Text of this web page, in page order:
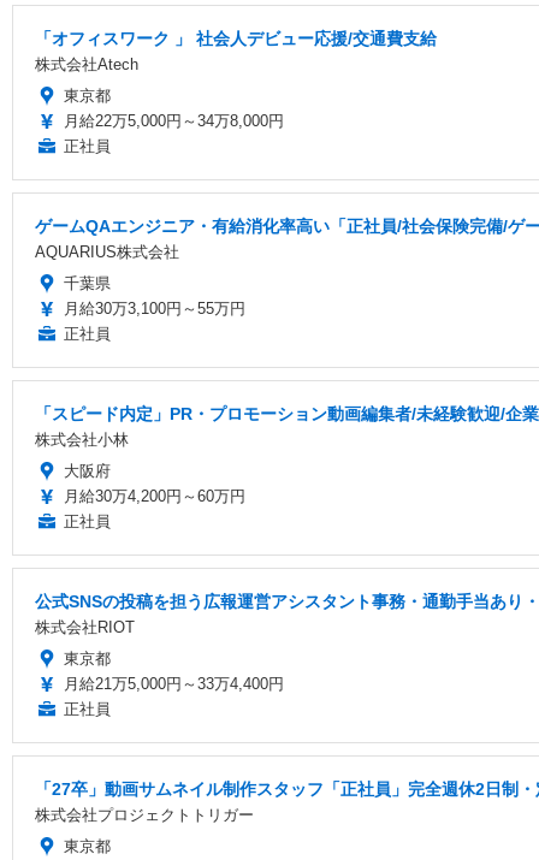
「オフィスワーク 」 社会人デビュー応援/交通費支給
株式会社Atech
東京都
月給22万5,000円～34万8,000円
正社員
ゲームQAエンジニア・有給消化率高い「正社員/社会保険完備/ゲ
AQUARIUS株式会社
千葉県
月給30万3,100円～55万円
正社員
「スピード内定」PR・プロモーション動画編集者/未経験歓迎/企
株式会社小林
大阪府
月給30万4,200円～60万円
正社員
公式SNSの投稿を担う広報運営アシスタント事務・通勤手当あり
株式会社RIOT
東京都
月給21万5,000円～33万4,400円
正社員
「27卒」動画サムネイル制作スタッフ「正社員」完全週休2日制
株式会社プロジェクトトリガー
東京都